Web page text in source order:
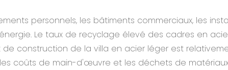
personnels, les bâtiments commerciaux, les
Le taux de recyclage élevé des cadres en
construction de la villa en acier léger est
coûts de main-d'œuvre et les déchets de